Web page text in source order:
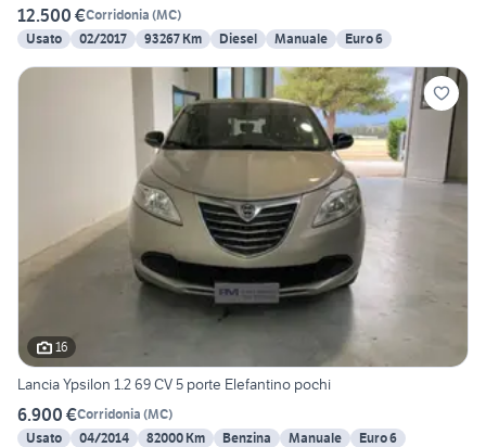
12.500 €Corridonia (MC)
Usato
02/2017 93267 Km Diesel Manuale Euro 6
16
Lancia Ypsilon 1.2 69 CV 5 porte Elefantino pochi
6.900 €Corridonia (MC)
Usato
04/2014 82000 Km Benzina Manuale
Euro 6